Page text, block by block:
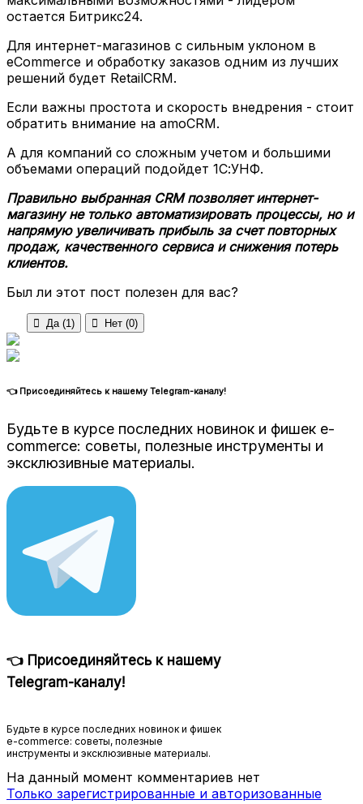
остается Битрикс24.
Для интернет-магазинов с сильным уклоном в
eCommerce и обработку заказов одним из лучших
решений будет RetailCRM.
Если важны простота и скорость внедрения - стоит
обратить внимание на amoCRM.
А для компаний со сложным учетом и большими
объемами операций подойдет 1С:УНФ.
Правильно выбранная CRM позволяет интернет-
магазину не только автоматизировать процессы, но и
напрямую увеличивать прибыль за счет повторных
продаж, качественного сервиса и снижения потерь
клиентов.
Был ли этот пост полезен для вас?
 Да (1)  Нет (0)
👈 Присоединяйтесь к нашему Telegram-каналу!
Будьте в курсе последних новинок и фишек e-
commerce: советы, полезные инструменты и
эксклюзивные материалы.
👈 Присоединяйтесь к нашему
Telegram-каналу!
Будьте в курсе последних новинок и фишек
e-commerce: советы, полезные
инструменты и эксклюзивные материалы.
На данный момент комментариев нет
Только зарегистрированные и авторизованные